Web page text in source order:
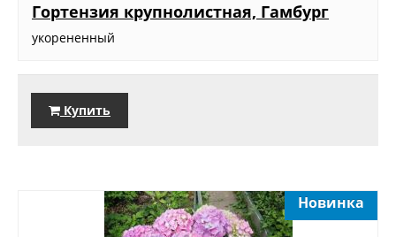
Гортензия крупнолистная, Гамбург
укорененный
Купить
Новинка